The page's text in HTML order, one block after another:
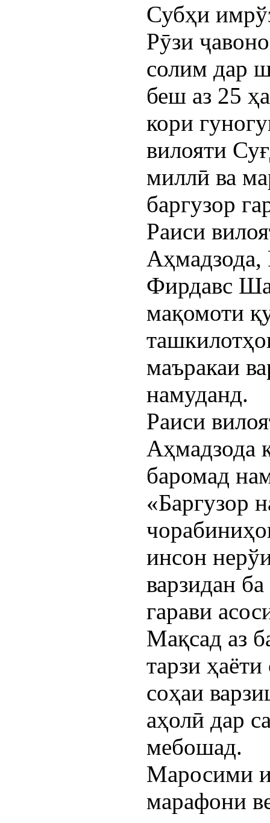
Субҳи
Рӯзи
солим дар
беш аз 25
кори
вилояти
миллӣ ва
баргузор
Раиси
Фирдавс
мақомоти
маъракаи
намуданд.
Раиси
Аҳмадзода
баромад
«Баргузор
инсон
варзидан
гарави
Мақсад аз
тарзи
соҳаи
аҳолӣ дар
мебошад.
Маросими
марафони